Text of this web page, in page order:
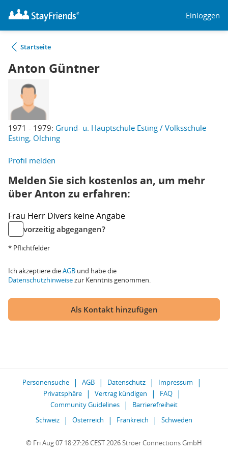
Einloggen
Startseite
Anton Güntner
1971 - 1979: Grund- u. Hauptschule Esting / Volksschule
Esting, Olching
Profil melden
Melden Sie sich kostenlos an, um mehr
über Anton zu erfahren:
Frau Herr Divers keine Angabe
vorzeitig abgegangen?
* Pflichtfelder
Ich akzeptiere dieAGB und habe die
Datenschutzhinweisezur Kenntnis genommen.
Als Kontakt hinzufügen
Personensuche AGB Datenschutz
Impressum
Privatsphäre
Vertrag kündigen
FAQ
Community Guidelines
Barrierefreiheit
Schweiz
Österreich Frankreich Schweden
© Fri Aug 07 18:27:26 CEST 2026 Ströer Connections GmbH